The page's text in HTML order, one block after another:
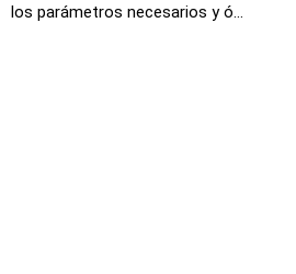
los parámetros necesarios y ó...